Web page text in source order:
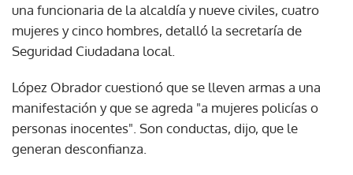
una funcionaria de la alcaldía y nueve civiles, cuatro
mujeres y cinco hombres, detalló la secretaría de
Seguridad Ciudadana local.
López Obrador cuestionó que se lleven armas a una
manifestación y que se agreda "a mujeres policías o
personas inocentes". Son conductas, dijo, que le
generan desconfianza.